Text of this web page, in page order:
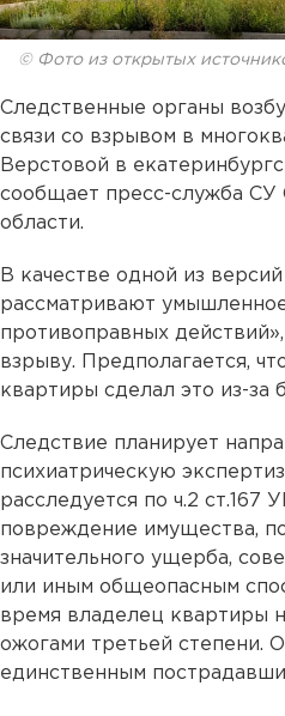
© Фото из открытых
Следственные органы
связи со взрывом в
Верстовой в
сообщает пресс-служба
области.
В качестве одной из
рассматривают
противоправных
взрыву. Предполагается,
квартиры сделал это из-за
Следствие планирует
психиатрическую
расследуется по ч.2
повреждение имущества,
значительного ущерба,
или иным общеопасным
время владелец квартиры
ожогами третьей степени.
единственным